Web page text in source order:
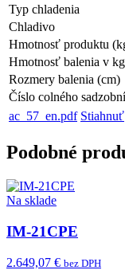
Typ chladenia
Chladivo
Hmotnosť produktu
Hmotnosť balenia v kg
Rozmery balenia (cm)
Číslo colného
ac_57_en.pdf Stiahnuť
Podobné
Na sklade
IM-21CPE
2.649,07 € bez DPH